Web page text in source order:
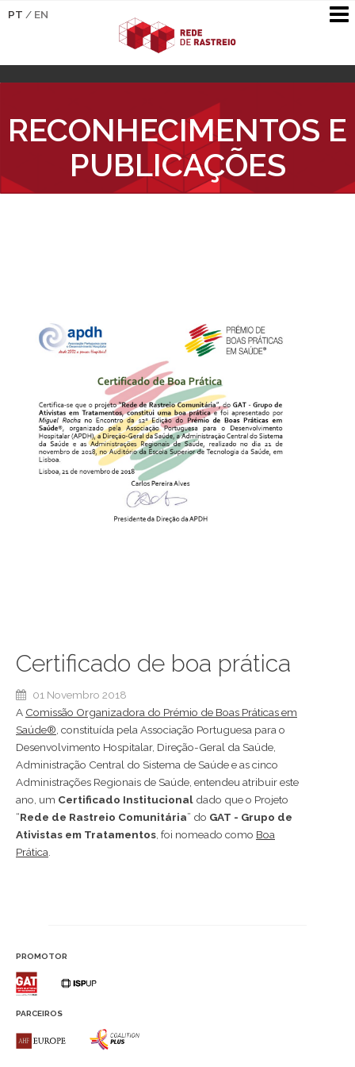
PT / EN
RECONHECIMENTOS E
PUBLICAÇÕES
Certificado de boa prática
01 Novembro 2018
A Comissão Organizadora do Prémio de Boas Práticas em
Saúde® , constituída pela Associação Portuguesa para o
Desenvolvimento Hospitalar, Direção-Geral da Saúde,
Administração Central do Sistema de Saúde e as cinco
Administrações Regionais de Saúde, entendeu atribuir este
ano, um Certificado Institucional dado que o Projeto
“Rede de Rastreio Comunitária” do GAT - Grupo de
Ativistas em Tratamentos , foi nomeado como Boa
Prática
PROMOTOR
PARCEIROS